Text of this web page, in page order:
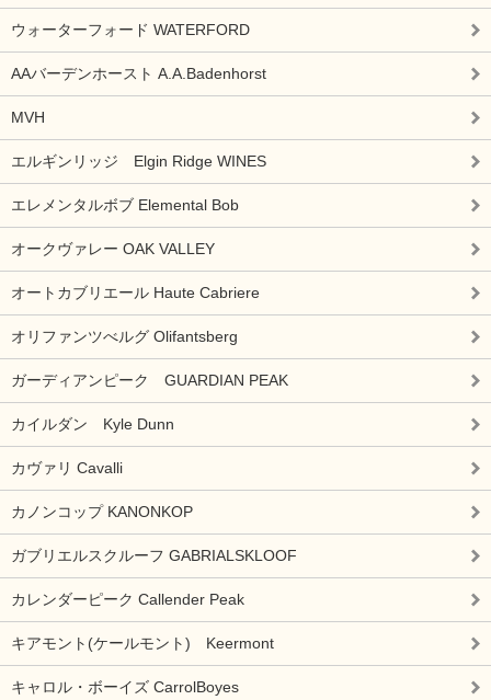
ウォーターフォード WATERFORD
AAバーデンホースト A.A.Badenhorst
MVH
エルギンリッジ Elgin Ridge WINES
エレメンタルボブ Elemental Bob
オークヴァレー OAK VALLEY
オートカブリエール Haute Cabriere
オリファンツべルグ Olifantsberg
ガーディアンピーク GUARDIAN PEAK
カイルダン Kyle Dunn
カヴァリ Cavalli
カノンコップ KANONKOP
ガブリエルスクルーフ GABRIALSKLOOF
カレンダーピーク Callender Peak
キアモント(ケールモント) Keermont
キャロル・ボーイズ CarrolBoyes